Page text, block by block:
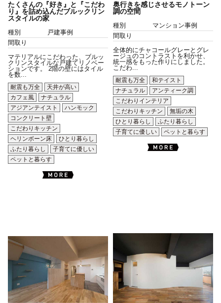
たくさんの『好き』と『こだわ
り』を詰め込んだブルックリン
スタイルの家
種別
戸建事例
間取り
マテリアルにこだわった、ブルッ
クリンスタイルな戸建てリノベー
ションです。 2階の壁にはタイル
を数...
耐震も万全
天井が高い
カフェ風
ナチュラル
アジアンテイスト
ハンモック
コンクリート壁
こだわりキッチン
ヘリンボーン床
ひとり暮らし
ふたり暮らし
子育てに優しい
ペットと暮らす
奥行きを感じさせるモノトーン
調の空間
種別
マンション事例
間取り
全体的にチャコールグレーとグレ
ージュのコントラストを利かせ、
統一感をもった作りにしました。
こだわ...
耐震も万全
和テイスト
ナチュラル
アンティーク調
こだわりインテリア
こだわりキッチン
無垢の木
ひとり暮らし
ふたり暮らし
子育てに優しい
ペットと暮らす